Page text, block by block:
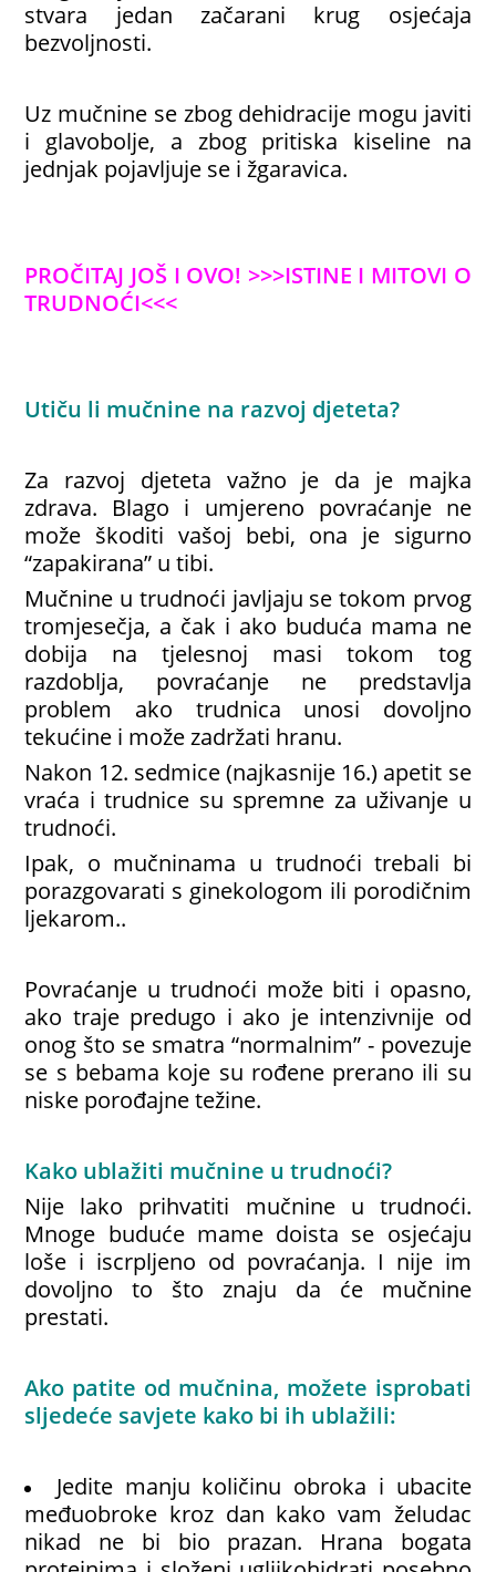
stvara jedan začarani krug osjećaja
bezvoljnosti.
Uz mučnine se zbog dehidracije mogu javiti
i glavobolje, a zbog pritiska kiseline na
jednjak pojavljuje se i žgaravica.
PROČITAJ JOŠ I OVO! >>>ISTINE I MITOVI O
TRUDNOĆI<<<
Utiču li mučnine na razvoj djeteta?
Za razvoj djeteta važno je da je majka
zdrava. Blago i umjereno povraćanje ne
može škoditi vašoj bebi, ona je sigurno
“zapakirana” u tibi.
Mučnine u trudnoći javljaju se tokom prvog
tromjesečja, a čak i ako buduća mama ne
dobija na tjelesnoj masi tokom tog
razdoblja, povraćanje ne predstavlja
problem ako trudnica unosi dovoljno
tekućine i može zadržati hranu.
Nakon 12. sedmice (najkasnije 16.) apetit se
vraća i trudnice su spremne za uživanje u
trudnoći.
Ipak, o mučninama u trudnoći trebali bi
porazgovarati s ginekologom ili porodičnim
ljekarom..
Povraćanje u trudnoći može biti i opasno,
ako traje predugo i ako je intenzivnije od
onog što se smatra “normalnim” - povezuje
se s bebama koje su rođene prerano ili su
niske porođajne težine.
Kako ublažiti mučnine u trudnoći?
Nije lako prihvatiti mučnine u trudnoći.
Mnoge buduće mame doista se osjećaju
loše i iscrpljeno od povraćanja. I nije im
dovoljno to što znaju da će mučnine
prestati.
Ako patite od mučnina, možete isprobati
sljedeće savjete kako bi ih ublažili:
Jedite manju količinu obroka i ubacite
međuobroke kroz dan kako vam želudac
nikad ne bi bio prazan. Hrana bogata